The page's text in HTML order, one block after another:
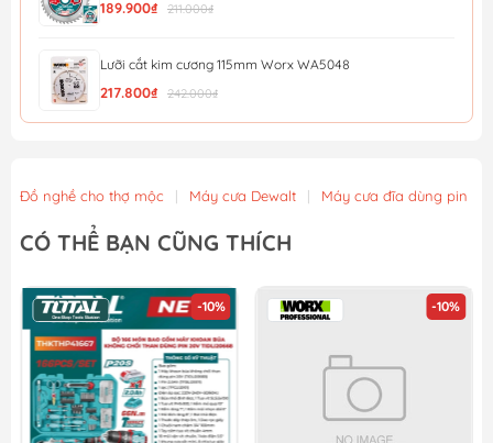
189.900₫ 211.000₫
Lưỡi cắt kim cương 115mm Worx WA5048
217.800₫ 242.000₫
Dao tiện ích có lưỡi cắt, lưỡi dao cố định Workpro ...
199.595₫
Lưỡi cắt kim loại Minbao 355mm 355x2.2x1.8 x25.4x66T
1.530.000₫
Đồ nghề cho thợ mộc | Máy cưa Dewalt | Máy cưa đĩa dùng pin
CÓ THỂ BẠN CŨNG THÍCH
-10% -10%